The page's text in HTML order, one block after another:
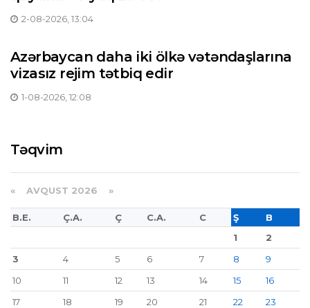
2-08-2026, 13:04
Azərbaycan daha iki ölkə vətəndaşlarına
vizasız rejim tətbiq edir
1-08-2026, 12:08
Təqvim
« AVQUST 2026 »
B.E. Ç.A. Ç C.A. C Ş
B
1
2
3
4 5 6 7 8
9
10
11 12 13 14 15
16
17
18 19 20 21 22
23